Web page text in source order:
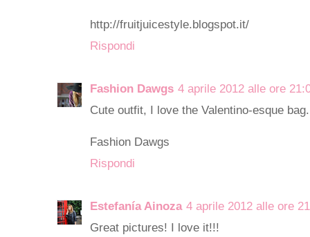
http://fruitjuicestyle.blogspot.it/
Rispondi
Fashion Dawgs 4 aprile 2012 alle ore
Cute outfit, I love the Valentino-esque bag.
Fashion Dawgs
Rispondi
Estefanía Ainoza 4 aprile 2012 alle ore
Great pictures! I love it!!!